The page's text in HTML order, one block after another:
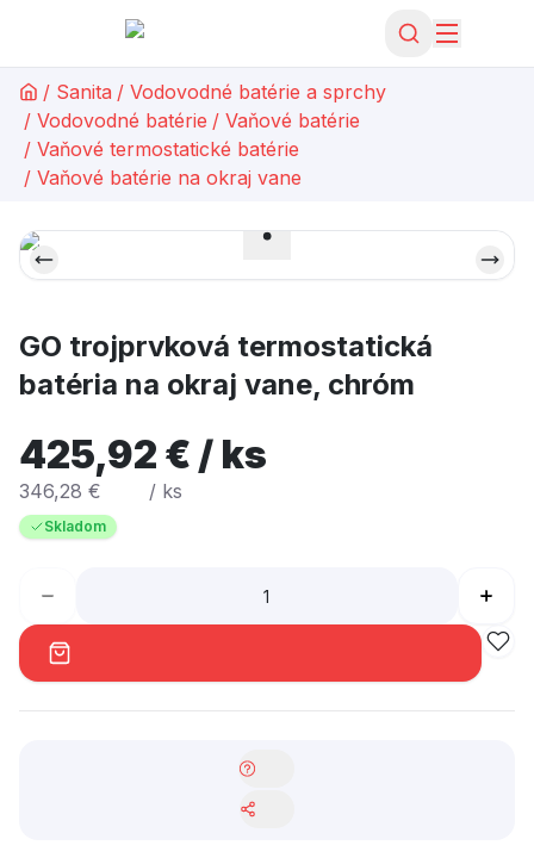
/ Sanita / Vodovodné batérie a sprchy
/ Vodovodné batérie / Vaňové batérie
/ Vaňové termostatické batérie
/ Vaňové batérie na okraj vane
GO trojprvková termostatická
batéria na okraj vane, chróm
425,92 € / ks
346,28 € / ks
Skladom